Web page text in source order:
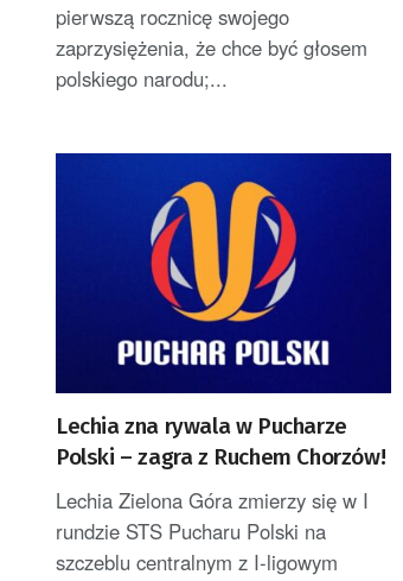
pierwszą rocznicę swojego
zaprzysiężenia, że chce być głosem
polskiego narodu;...
Lechia zna rywala w Pucharze
Polski – zagra z Ruchem Chorzów!
Lechia Zielona Góra zmierzy się w I
rundzie STS Pucharu Polski na
szczeblu centralnym z I-ligowym